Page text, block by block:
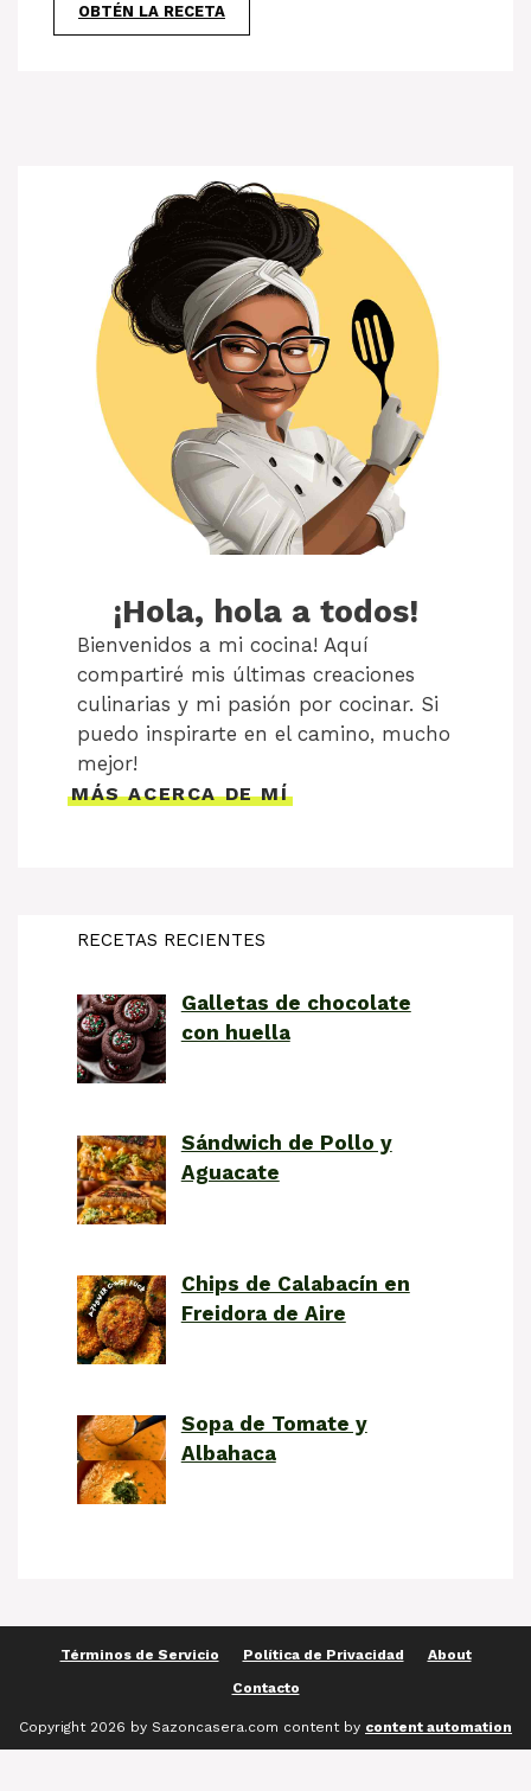
OBTÉN LA RECETA
¡Hola, hola a todos!
Bienvenidos a mi cocina! Aquí
compartiré mis últimas creaciones
culinarias y mi pasión por cocinar. Si
puedo inspirarte en el camino, mucho
mejor!
MÁS ACERCA DE MÍ
RECETAS RECIENTES
Galletas de chocolate
con huella
Sándwich de Pollo y
Aguacate
Chips de Calabacín en
Freidora de Aire
Sopa de Tomate y
Albahaca
Términos de Servicio Política de Privacidad
About
Contacto
Copyright 2026 by Sazoncasera.com content by content automation